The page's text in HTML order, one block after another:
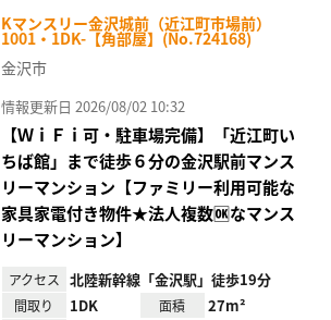
Kマンスリー金沢城前（近江町市場前）
1001・1DK-【角部屋】(No.724168)
金沢市
情報更新日 2026/08/02 10:32
【ＷｉＦｉ可・駐車場完備】「近江町い
ちば館」まで徒歩６分の金沢駅前マンス
リーマンション【ファミリー利用可能な
家具家電付き物件★法人複数🆗なマンス
リーマンション】
アクセス 北陸新幹線「金沢駅」徒歩19分
間取り 1DK 面積 27m²